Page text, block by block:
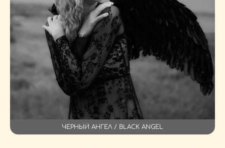
ЧЕРНЫЙ АНГЕЛ / BLACK ANGEL